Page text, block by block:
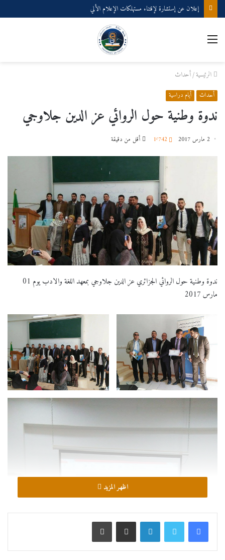
إعلان عن إستشارة لإقتناء مستهلكات الإعلام الألي
القائمة
الرئيسية/أحداث
أحداث أيام دراسية
ندوة وطنية حول الروائي عز الدين جلاوجي
2 مارس 2017 1٬742 أقل من دقيقة
ندوة وطنية حول الروائي الجزائري عز الدين جلاوجي بمعهد اللغة والادب يوم 01
مارس 2017
اظهر المزيد
لينكدإن مشاركة عبر البريد طباعة